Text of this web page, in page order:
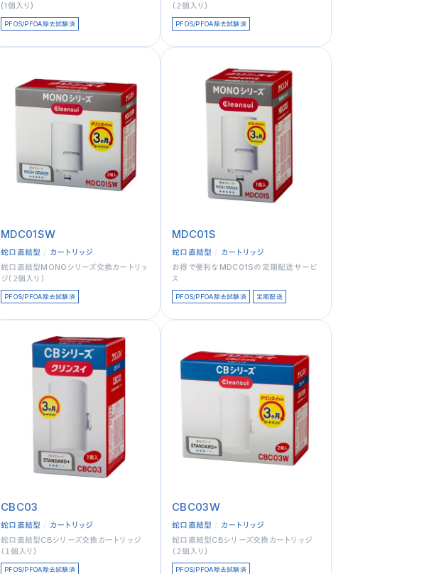
(1個入り)
PFOS/PFOA除去試験済
（２個入り）
PFOS/PFOA除去試験済
MDC01SW
蛇口直結型
カートリッジ
蛇口直結型MONOシリーズ交換カートリッ
ジ（２個入り）
PFOS/PFOA除去試験済
MDC01S
蛇口直結型
カートリッジ
お得で便利なMDC01Sの定期配送サービ
ス
PFOS/PFOA除去試験済 定期配送
CBC03
蛇口直結型
カートリッジ
蛇口直結型CBシリーズ交換カートリッジ
（１個入り）
PFOS/PFOA除去試験済
CBC03W
蛇口直結型
カートリッジ
蛇口直結型CBシリーズ交換カートリッジ
（２個入り）
PFOS/PFOA除去試験済